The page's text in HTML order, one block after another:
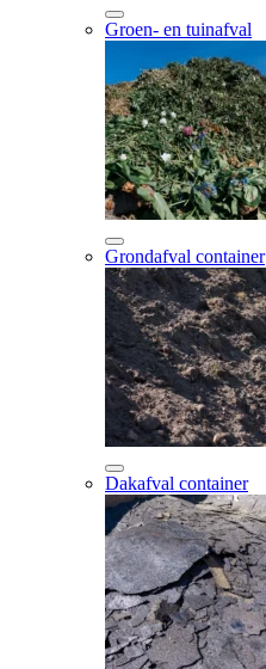
Groen- en tuinafval
Grondafval container
Dakafval container